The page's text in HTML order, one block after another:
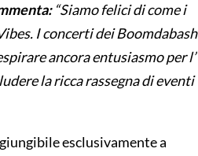
“Siamo felici di come i
I concerti dei Boomdabash
ancora entusiasmo per l’
la ricca rassegna di eventi
esclusivamente a